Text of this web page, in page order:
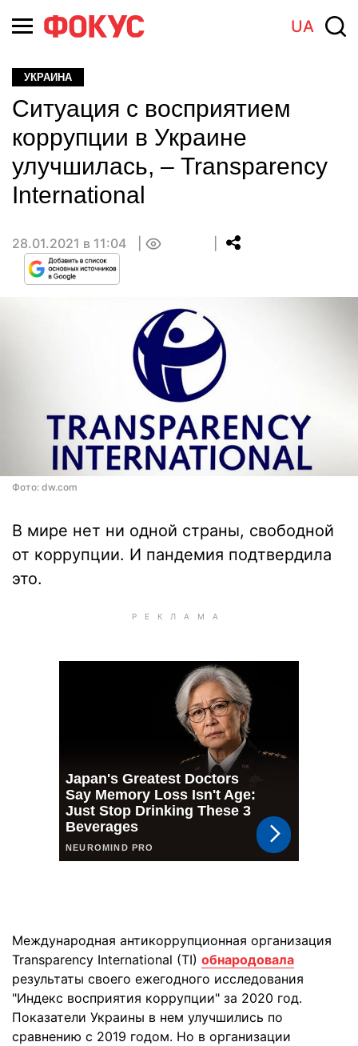
UA
УКРАИНА
Ситуация с восприятием
коррупции в Украине
улучшилась, – Transparency
International
28.01.2021 в 11:04
Фото: dw.com
В мире нет ни одной страны, свободной
от коррупции. И пандемия подтвердила
это.
Международная антикоррупционная организация
Transparency International (TI) обнародовала
результаты своего ежегодного исследования
"Индекс восприятия коррупции" за 2020 год.
Показатели Украины в нем улучшились по
сравнению с 2019 годом. Но в организации